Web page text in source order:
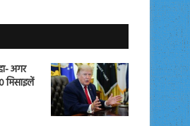
अगर
मिसाइलें